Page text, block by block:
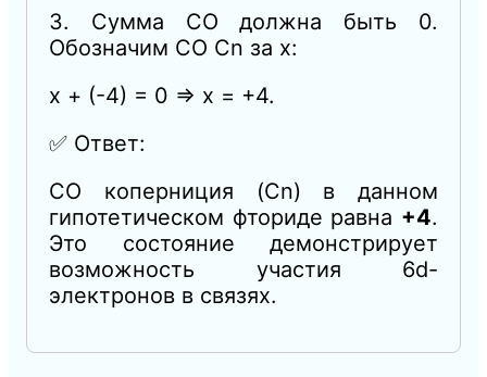
3. Сумма СО должна быть 0.
Обозначим СО Cn за x:
x + (-4) = 0 ⇒ x = +4.
✅ Ответ:
СО коперниция (Cn) в данном
гипотетическом фториде равна +4.
Это состояние демонстрирует
возможность участия 6d-
электронов в связях.